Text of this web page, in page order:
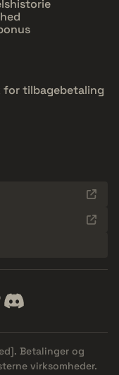
for tilbagebetaling
. Betalinger og
virksomheder.